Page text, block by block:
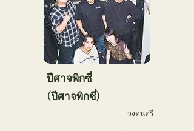
"MUSIC FAIR" ทางสถานี
โทรทัศน์ฟูจิทีวี และการ
ปรากฏตัวในละครเพลงร็อก
ตั้งแต่ปี 2017 เธอได้กลับ
มายังฟุกุโอกะ ซึ่งนอกจาก
งานของเธอเองแล้ว เธอยัง
อาชีพ เช่น พิธีกรรายการวิทยุ
ใหม่โดยมีเป้าหมายทางดนตรี
ใหม่ เสียงร้องที่ใสสะอาดและ
เนื้อเพลงที่ติดหูของ CHiKa
ประกอบกับท่วงทำนองที่ชวน
ให้คิดถึง ได้รับการสนับสนุน
จากหลากหลายรุ่น บุคลิก
เฉพาะตัวของสมาชิกแต่ละ
คนถูกนำมาใช้ประกอบดนตรี
และเสียงดนตรีที่นุ่มนวลและ
ปีศาจพิกซี่
(ปีศาจพิกซี่)
วงดนตรี